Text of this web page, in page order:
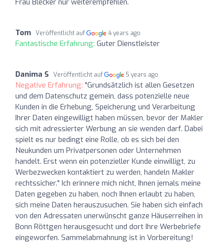
Tom Veröffentlicht auf 4 years ago
Fantastische Erfahrung: Guter Dienstleister
Danima S Veröffentlicht auf 5 years ago
Negative Erfahrung: "Grundsätzlich ist allen Gesetzen
und dem Datenschutz gemein, dass potenzielle neue
Kunden in die Erhebung, Speicherung und Verarbeitung
Ihrer Daten eingewilligt haben müssen, bevor der Makler
sich mit adressierter Werbung an sie wenden darf. Dabei
spielt es nur bedingt eine Rolle, ob es sich bei den
Neukunden um Privatpersonen oder Unternehmen
handelt. Erst wenn ein potenzieller Kunde einwilligt, zu
Werbezwecken kontaktiert zu werden, handeln Makler
rechtssicher." Ich erinnere mich nicht, Ihnen jemals meine
Daten gegeben zu haben, noch Ihnen erlaubt zu haben,
sich meine Daten herauszusuchen. Sie haben sich einfach
von den Adressaten unerwünscht ganze Häuserreihen in
Bonn Röttgen herausgesucht und dort Ihre Werbebriefe
eingeworfen. Sammelabmahnung ist in Vorbereitung!